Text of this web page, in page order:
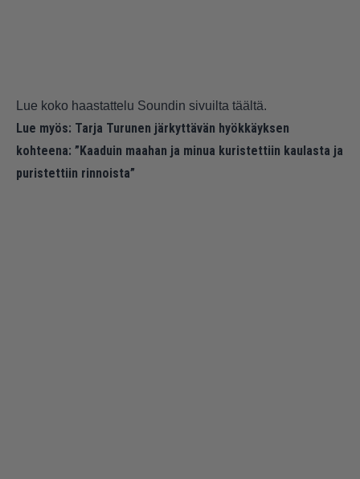
Lue koko haastattelu Soundin sivuilta täältä.
Lue myös: Tarja Turunen järkyttävän hyökkäyksen
kohteena: ”Kaaduin maahan ja minua kuristettiin kaulasta ja
puristettiin rinnoista”